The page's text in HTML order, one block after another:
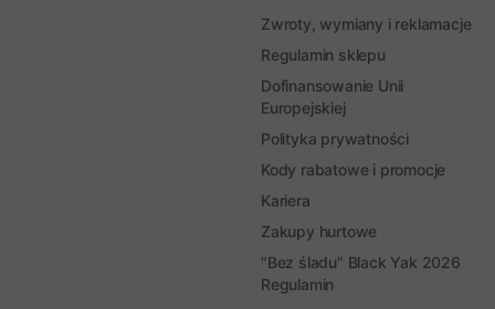
Zwroty, wymiany i reklamacje
Regulamin sklepu
Dofinansowanie Unii
Europejskiej
Polityka prywatności
Kody rabatowe i promocje
Kariera
Zakupy hurtowe
"Bez śladu" Black Yak 2026
Regulamin